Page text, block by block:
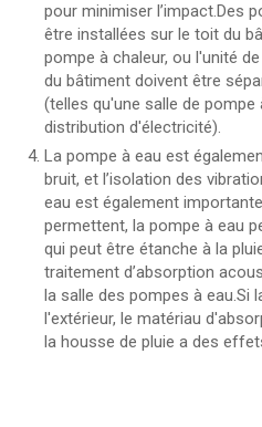
pour minimiser l’impact.Des
être installées sur le toit du
pompe à chaleur, ou l'unité
du bâtiment doivent être
(telles qu'une salle de pompe
distribution d'électricité).
La pompe à eau est
bruit, et l’isolation des
eau est également
permettent, la pompe à eau
qui peut être étanche à la
traitement d’absorption
la salle des pompes à eau.Si
l'extérieur, le matériau
la housse de pluie a des